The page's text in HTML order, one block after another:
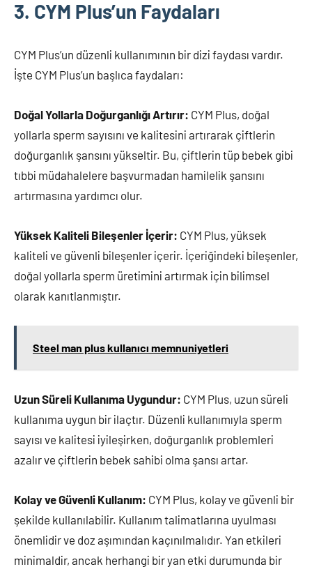
3. CYM Plus’un Faydaları
CYM Plus’un düzenli kullanımının bir dizi faydası vardır.
İşte CYM Plus’un başlıca faydaları:
Doğal Yollarla Doğurganlığı Artırır: CYM Plus, doğal
yollarla sperm sayısını ve kalitesini artırarak çiftlerin
doğurganlık şansını yükseltir. Bu, çiftlerin tüp bebek gibi
tıbbi müdahalelere başvurmadan hamilelik şansını
artırmasına yardımcı olur.
Yüksek Kaliteli Bileşenler İçerir: CYM Plus, yüksek
kaliteli ve güvenli bileşenler içerir. İçeriğindeki bileşenler,
doğal yollarla sperm üretimini artırmak için bilimsel
olarak kanıtlanmıştır.
Steel man plus kullanıcı memnuniyetleri
Uzun Süreli Kullanıma Uygundur: CYM Plus, uzun süreli
kullanıma uygun bir ilaçtır. Düzenli kullanımıyla sperm
sayısı ve kalitesi iyileşirken, doğurganlık problemleri
azalır ve çiftlerin bebek sahibi olma şansı artar.
Kolay ve Güvenli Kullanım: CYM Plus, kolay ve güvenli bir
şekilde kullanılabilir. Kullanım talimatlarına uyulması
önemlidir ve doz aşımından kaçınılmalıdır. Yan etkileri
minimaldir, ancak herhangi bir yan etki durumunda bir